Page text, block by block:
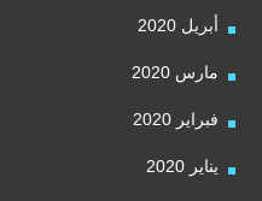
أبريل 2020
مارس 2020
فبراير 2020
يناير 2020